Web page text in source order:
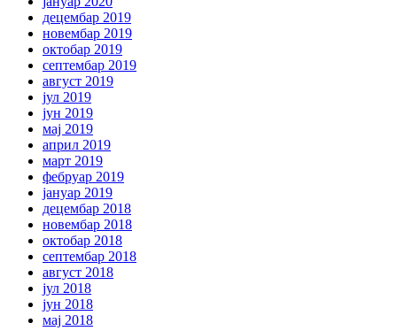
децембар 2019
новембар 2019
октобар 2019
септембар 2019
август 2019
јул 2019
јун 2019
мај 2019
април 2019
март 2019
фебруар 2019
јануар 2019
децембар 2018
новембар 2018
октобар 2018
септембар 2018
август 2018
јул 2018
јун 2018
мај 2018